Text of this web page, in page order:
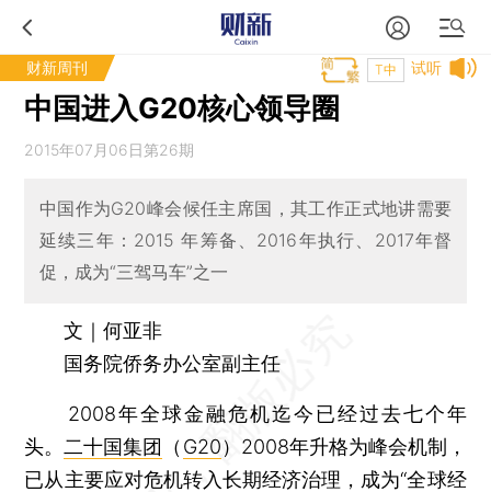
财新周刊 试听
T中
中国进入G20核心领导圈
2015年07月06日第26期
中国作为G20峰会候任主席国，其工作正式地讲需要
延续三年：2015 年筹备、2016年执行、2017年督
促，成为“三驾马车”之一
文｜何亚非
国务院侨务办公室副主任
2008年全球金融危机迄今已经过去七个年
头。 二十国集团 （ G20）2008年升格为峰会机制，
已从主要应对危机转入长期经济治理，成为“全球经